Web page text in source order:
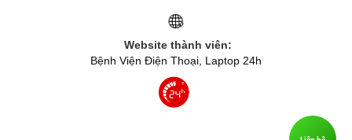
Website thành viên:
Bệnh Viện Điện Thoại, Laptop 24h